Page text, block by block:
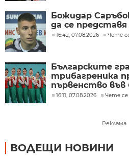
Божидар
да се представя
16:42, 07.08.2026 Чете
Българските
трибагреника
първенство
16:11, 07.08.2026 Чете се
Реклама
ВОДЕЩИ НОВИНИ